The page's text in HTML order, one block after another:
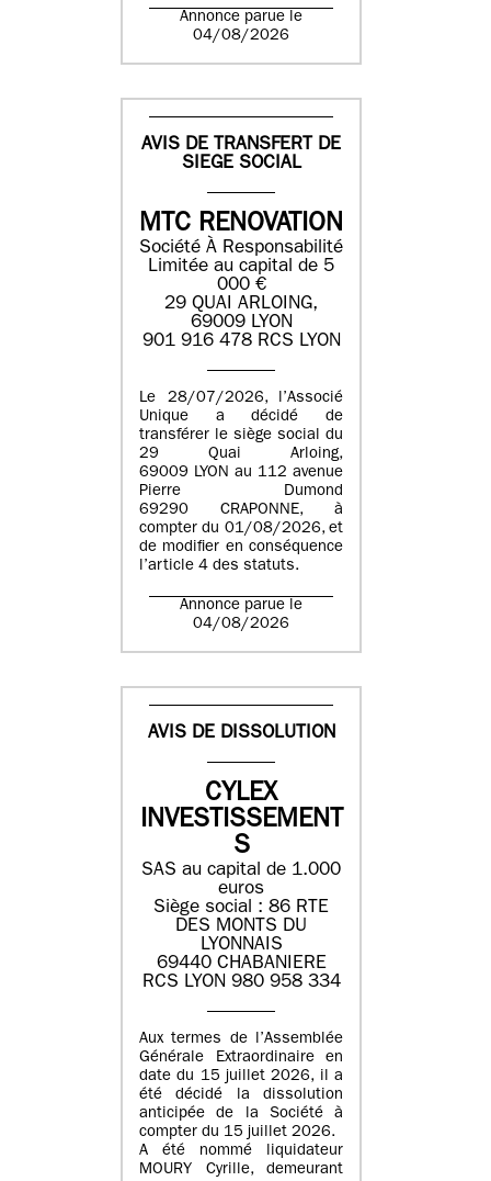
Annonce parue le
04/08/2026
AVIS DE TRANSFERT DE
SIEGE SOCIAL
MTC RENOVATION
Société À Responsabilité
Limitée au capital de 5
000 €
29 QUAI ARLOING,
69009 LYON
901 916 478 RCS LYON
Le 28/07/2026, l’Associé
Unique a décidé de
transférer le siège social du
29 Quai Arloing,
69009 LYON au 112 avenue
Pierre Dumond
69290 CRAPONNE, à
compter du 01/08/2026, et
de modifier en conséquence
l’article 4 des statuts.
Annonce parue le
04/08/2026
AVIS DE DISSOLUTION
CYLEX
INVESTISSEMENT
S
SAS au capital de 1.000
euros
Siège social : 86 RTE
DES MONTS DU
LYONNAIS
69440 CHABANIERE
RCS LYON 980 958 334
Aux termes de l’Assemblée
Générale Extraordinaire en
date du 15 juillet 2026, il a
été décidé la dissolution
anticipée de la Société à
compter du 15 juillet 2026.
A été nommé liquidateur
MOURY Cyrille, demeurant